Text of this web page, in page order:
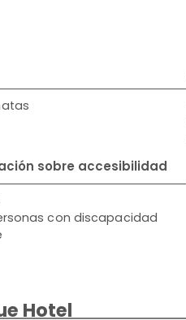
sobre accesibilidad
con discapacidad
Hotel